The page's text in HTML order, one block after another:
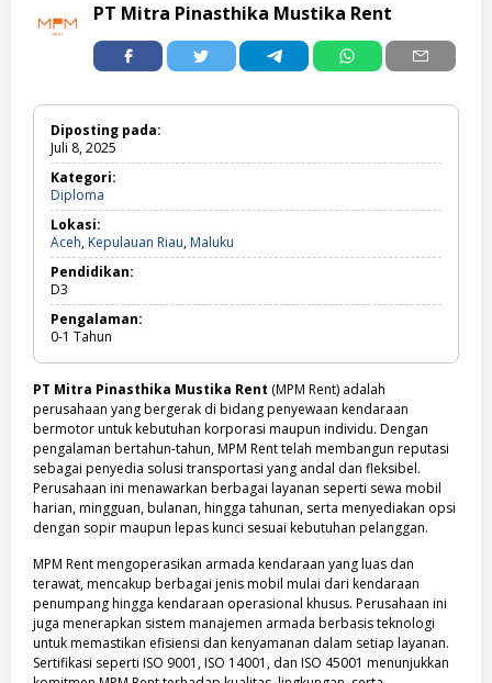
PT Mitra Pinasthika Mustika Rent
Diposting pada:
Juli 8, 2025
Kategori:
Diploma
Lokasi:
Aceh, Kepulauan Riau, Maluku
Kepulauan
Pendidikan:
D3
Pengalaman:
0-1 Tahun
PT Mitra Pinasthika Mustika Rent (MPM Rent) adalah
perusahaan yang bergerak di bidang penyewaan kendaraan
bermotor untuk kebutuhan korporasi maupun individu. Dengan
pengalaman bertahun-tahun, MPM Rent telah membangun reputasi
sebagai penyedia solusi transportasi yang andal dan fleksibel.
Perusahaan ini menawarkan berbagai layanan seperti sewa mobil
harian, mingguan, bulanan, hingga tahunan, serta menyediakan opsi
dengan sopir maupun lepas kunci sesuai kebutuhan pelanggan.
MPM Rent mengoperasikan armada kendaraan yang luas dan
terawat, mencakup berbagai jenis mobil mulai dari kendaraan
penumpang hingga kendaraan operasional khusus. Perusahaan ini
juga menerapkan sistem manajemen armada berbasis teknologi
untuk memastikan efisiensi dan kenyamanan dalam setiap layanan.
Sertifikasi seperti ISO 9001, ISO 14001, dan ISO 45001 menunjukkan